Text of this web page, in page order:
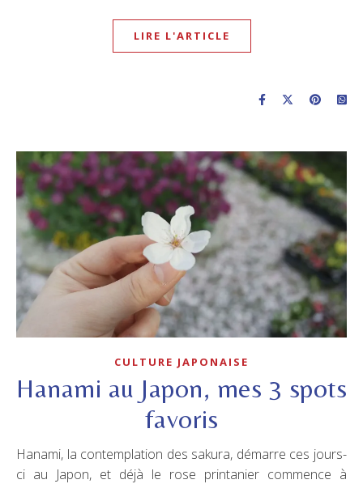
LIRE L'ARTICLE
CULTURE JAPONAISE
Hanami au Japon, mes 3 spots
favoris
Hanami, la contemplation des sakura, démarre ces jours-
ci au Japon, et déjà le rose printanier commence à